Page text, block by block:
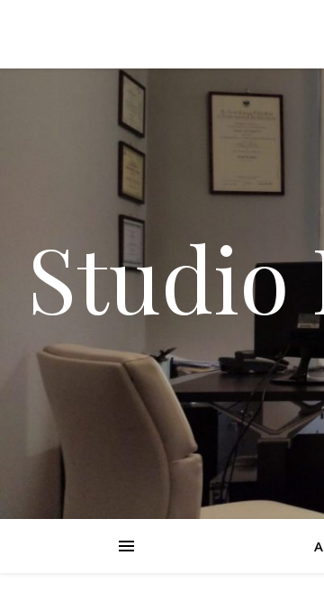
Studio